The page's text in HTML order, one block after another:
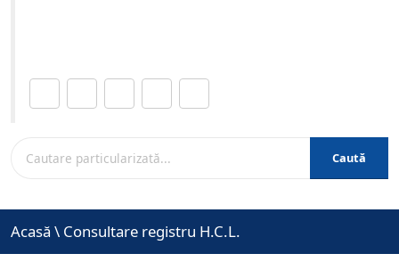
Caută
Acasă \ Consultare registru H.C.L.